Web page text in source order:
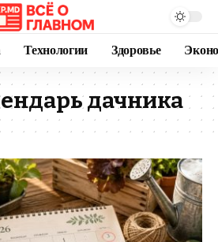
Технологии Здоровье
дачника